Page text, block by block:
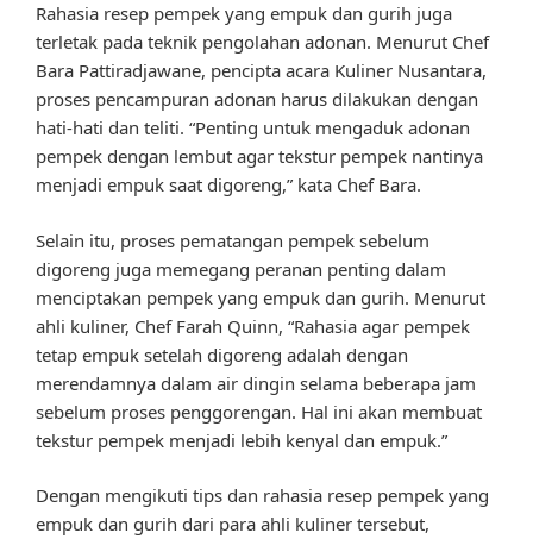
Rahasia resep pempek yang empuk dan gurih juga
terletak pada teknik pengolahan adonan. Menurut Chef
Bara Pattiradjawane, pencipta acara Kuliner Nusantara,
proses pencampuran adonan harus dilakukan dengan
hati-hati dan teliti. “Penting untuk mengaduk adonan
pempek dengan lembut agar tekstur pempek nantinya
menjadi empuk saat digoreng,” kata Chef Bara.
Selain itu, proses pematangan pempek sebelum
digoreng juga memegang peranan penting dalam
menciptakan pempek yang empuk dan gurih. Menurut
ahli kuliner, Chef Farah Quinn, “Rahasia agar pempek
tetap empuk setelah digoreng adalah dengan
merendamnya dalam air dingin selama beberapa jam
sebelum proses penggorengan. Hal ini akan membuat
tekstur pempek menjadi lebih kenyal dan empuk.”
Dengan mengikuti tips dan rahasia resep pempek yang
empuk dan gurih dari para ahli kuliner tersebut,